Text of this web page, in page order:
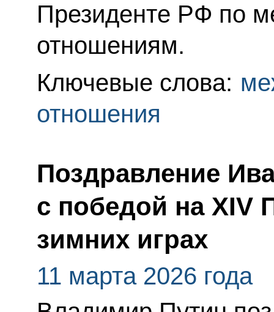
Президенте РФ по
отношениям.
Ключевые слова:
отношения
Поздравление
с победой на XIV
зимних играх
11 марта 2026 года